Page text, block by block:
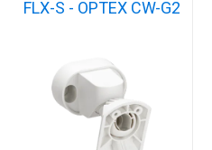
FLX-S - OPTEX CW-G2